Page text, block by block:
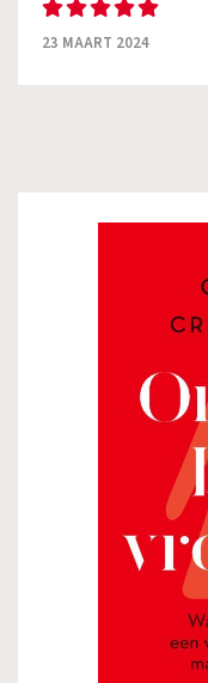
23 MAART 2024